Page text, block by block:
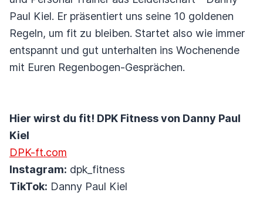
Paul Kiel. Er präsentiert uns seine 10 goldenen
Regeln, um fit zu bleiben. Startet also wie immer
entspannt und gut unterhalten ins Wochenende
mit Euren Regenbogen-Gesprächen.
Hier wirst du fit! DPK Fitness von Danny Paul
Kiel
DPK-ft.com
Instagram: dpk_fitness
TikTok: Danny Paul Kiel